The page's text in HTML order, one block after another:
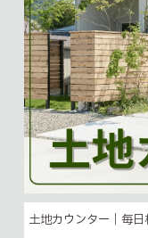
土地カウンター｜毎